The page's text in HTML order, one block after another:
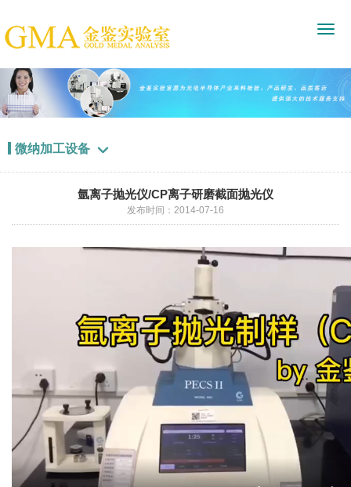
微纳加工设备 
氩离子抛光仪/CP离子研磨截面抛光仪
发布时间：2014-07-16